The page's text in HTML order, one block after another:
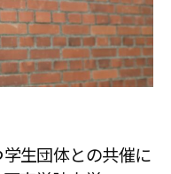
生団体との共催に